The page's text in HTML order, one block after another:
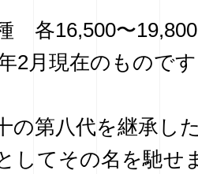
各16,500〜
2月現在のものです
の第八代を継承し
してその名を馳せ